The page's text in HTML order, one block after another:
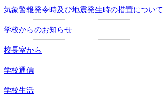
気象警報発令時及び地震発生時の措置について
学校からのお知らせ
校長室から
学校通信
学校生活